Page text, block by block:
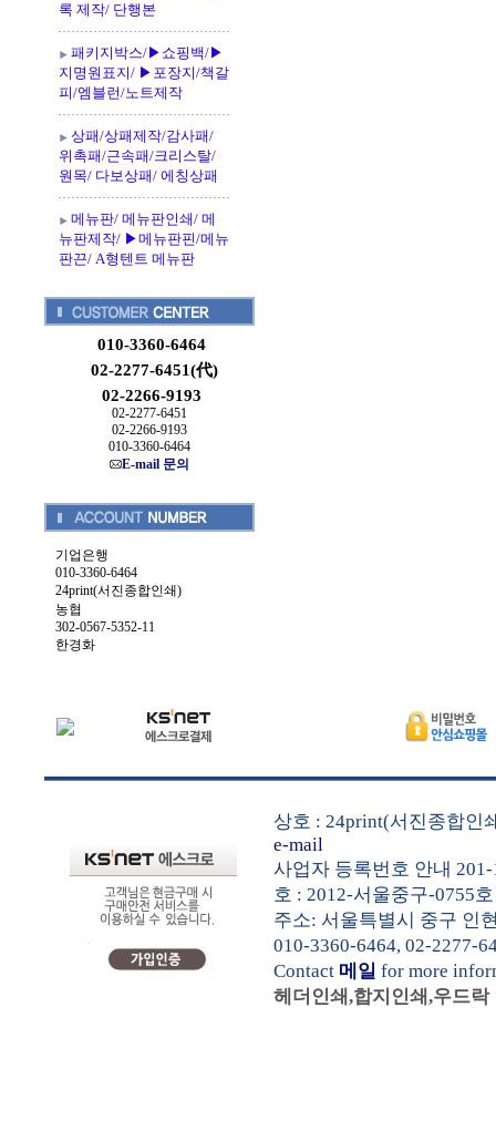
록 제작/ 단행본
패키지박스/▶쇼핑백/▶
지명원표지/ ▶포장지/책갈
피/엠블런/노트제작
상패/상패제작/감사패/
위촉패/근속패/크리스탈/
원목/ 다보상패/ 에칭상패
메뉴판/ 메뉴판인쇄/ 메
뉴판제작/ ▶메뉴판핀/메뉴
판끈/ A형텐트 메뉴판
010-3360-6464
02-2277-6451(代)
02-2266-9193
02-2277-6451
02-2266-9193
010-3360-6464
E-mail 문의
기업은행
010-3360-6464
24print(서진종합인쇄)
농협
302-0567-5352-11
한경화
상호 : 24print(서진종합인
e-mail
사업자 등록번호 안내
호 : 2012-서울중구-0755호
주소: 서울특별시 중구 인
010-3360-6464, 02-2277-
Contact 메일 for more
헤더인쇄,합지인쇄,우드락